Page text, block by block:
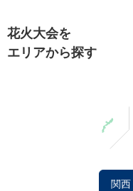
花火大会を
エリアから探す
関西